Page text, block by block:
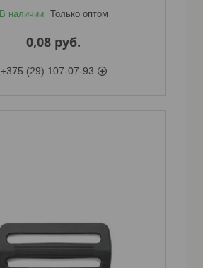
В наличии Только оптом
0,08 руб.
+375 (29) 107-07-93